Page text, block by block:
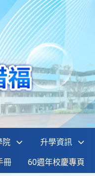
院 升學資訊
冊 60週年校慶專頁